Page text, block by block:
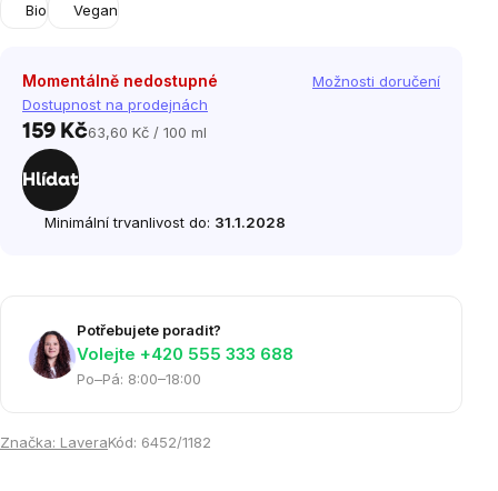
Bio Vegan
Momentálně nedostupné
Dostupnost na prodejnách
Možnosti doručení
159 KčMěrná
63,60 Kč / 100 ml
Hlídat
Minimální trvanlivost do: 31.1.2028
Potřebujete poradit?
Volejte ‭+420 555 333 688
Po–Pá: 8:00–18:00
Značka: LaveraKód: 6452/1182